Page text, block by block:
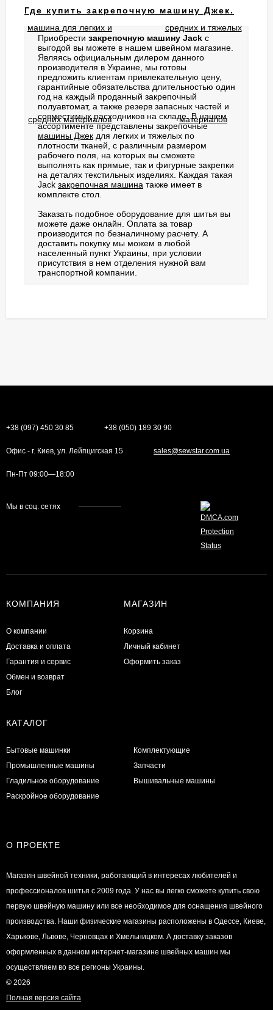
Где купить закрепочную машину Джек.
Приобрести закрепочную машину Jack с
выгодой вы можете в нашем швейном магазине.
Являясь официальным дилером данного
производителя в Украине, мы готовы
предложить клиентам привлекательную цену,
гарантийные обязательства длительностью один
год на каждый проданный закрепочный
полуавтомат, а также резерв запасных частей и
совместимых расходников на складе. В нашем
ассортименте представлены закрепочные
машины Джек для легких и тяжелых по
плотности тканей, с различным размером
рабочего поля, на которых вы сможете
выполнять как прямые, так и фигурные закрепки
на деталях текстильных изделиях. Каждая такая
Jack закрепочная машина также имеет в
комплекте стол.
Заказать подобное оборудование для шитья вы
можете даже онлайн. Оплата за товар
производится по безналичному расчету. А
доставить покупку мы можем в любой
населенный пункт Украины, при условии
присутствия в нем отделения нужной вам
транспортной компании.
+38 (097) 450 30 85 +38 (050) 189 30 90
Офис - г. Киев, ул. Лейпцигская 15 sales@sewstar.com.ua
Пн-Пт 09:00—18:00
Мы в соц. сетях
КОМПАНИЯ
О компании
Доставка и оплата
Гарантия и сервис
Обмен и возврат
Блог
МАГАЗИН
Корзина
Личный кабинет
Оформить заказ
КАТАЛОГ
Бытовые машинки
Промышленные машины
Гладильное оборудование
Раскройное оборудование
Комплектующие
Запчасти
Вышивальные машины
О ПРОЕКТЕ
Магазин швейной техники, работающий в интересах любителей и
профессионалов шитья с 2009 года. У нас вы легко сможете купить свою
первую швейную машину или все необходимое для оснащения швейного
производства. Наши физические магазины расположены в Одессе, Киеве,
Харькове, Львове, Черновцах и Хмельницком. А доставку заказов
оформленных в данном интернет-магазине швейных машин мы
осуществляем во все регионы Украины.
© 2026
Полная версия сайта